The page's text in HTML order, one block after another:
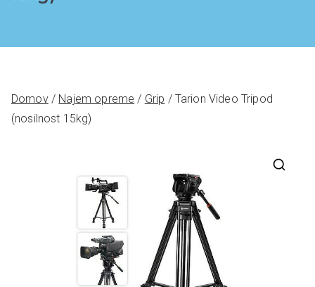
Domov/ Najem opreme / Grip / Tarion Video Tripod
(nosilnost 15kg)